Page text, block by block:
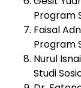
Program
Faisal
Program
Nurul
Studi